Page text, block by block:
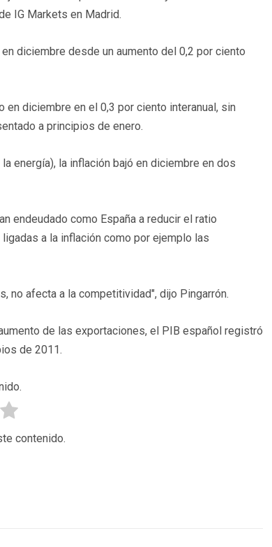
IG Markets en Madrid.
diciembre desde un aumento del 0,2 por ciento
diciembre en el 0,3 por ciento interanual, sin
a principios de enero.
energía), la inflación bajó en diciembre en dos
endeudado como España a reducir el ratio
a la inflación como por ejemplo las
no afecta a la competitividad", dijo Pingarrón.
de las exportaciones, el PIB español registró
de 2011.
contenido.